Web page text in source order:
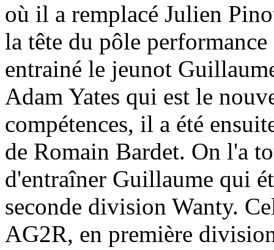
où il a remplacé Julien
la tête du pôle
entrainé le jeunot
Adam Yates qui est le
compétences, il a été
de Romain Bardet. On l'a
d'entraîner Guillaume qui
seconde division Wanty.
AG2R, en première